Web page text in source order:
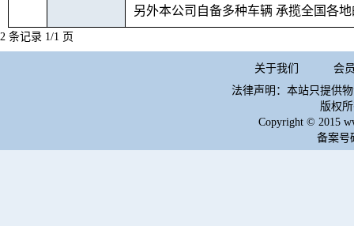
另外本公司自备多种车辆 承揽全国各
2 条记录 1/1 页
关于我们
会
法律声明：本站只提供
版权
Copyright © 2015
备案号